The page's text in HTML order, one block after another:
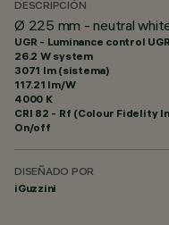
DESCRIPCIÓN
Ø 225 mm - neutral
UGR - Luminance control
26.2 W system
3071 lm (sistema)
117.21 lm/W
4000 K
CRI 82 - Rf (Colour Fidelity
On/off
DISEÑADO POR
iGuzzini